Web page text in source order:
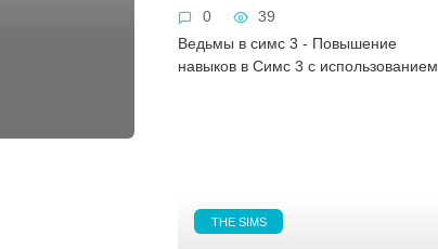
0 39
Ведьмы в симс 3 - Повышение
навыков в Симс 3 с использованием
THE SIMS